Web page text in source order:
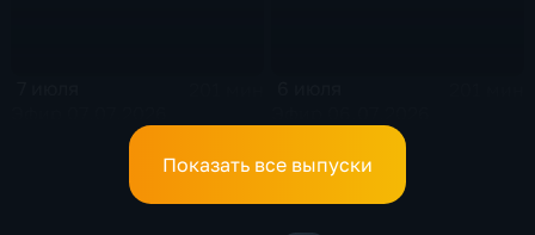
Показать все выпуски